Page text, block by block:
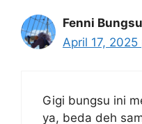
Fenni Bungsu
April 17,
Gigi bungsu ini
ya, beda deh